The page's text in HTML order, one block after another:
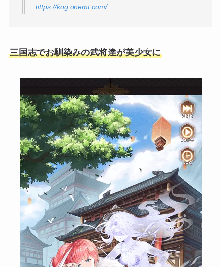
https://kog.onemt.com/
三国志でお馴染みの武将達が美少女に